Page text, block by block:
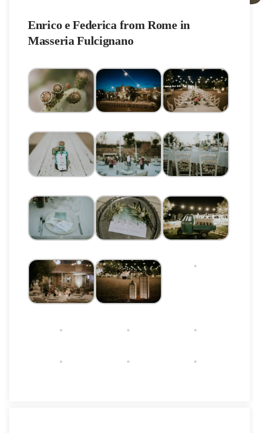
Enrico e Federica from Rome in
Masseria Fulcignano